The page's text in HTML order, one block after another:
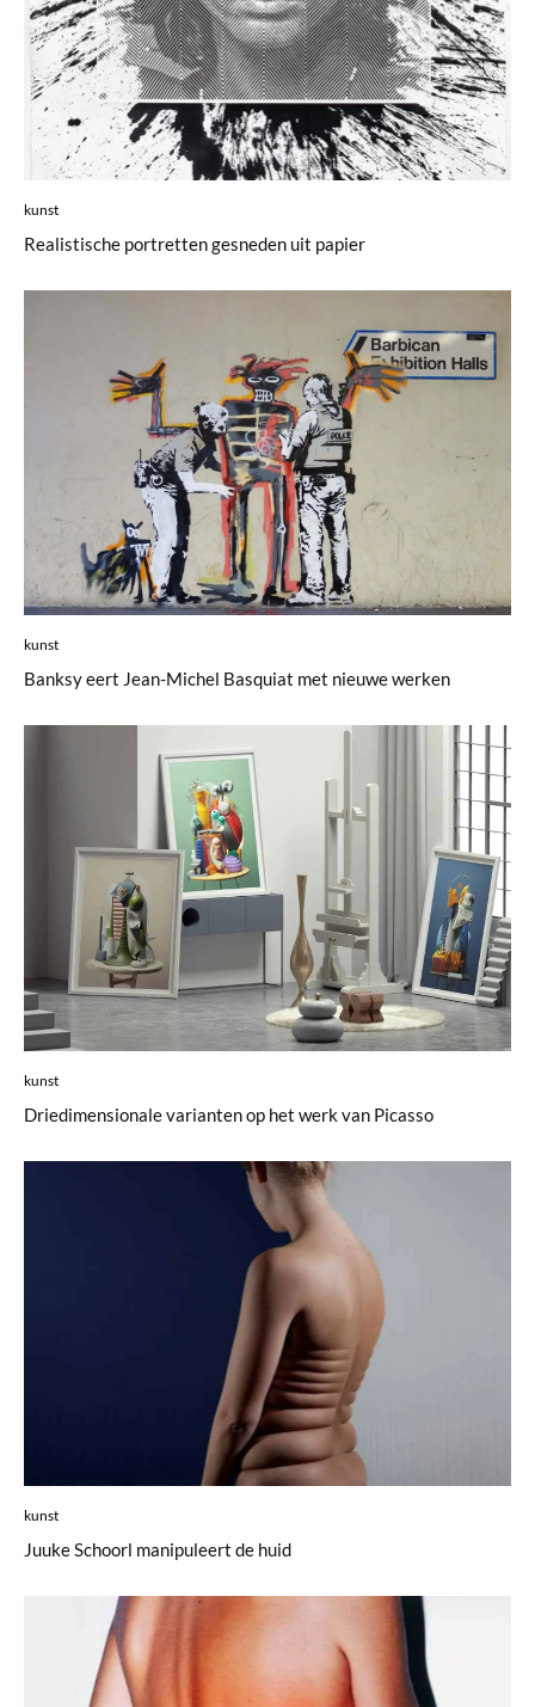
kunst
Realistische portretten gesneden uit papier
kunst
Banksy eert Jean-Michel Basquiat met nieuwe werken
kunst
Driedimensionale varianten op het werk van Picasso
kunst
Juuke Schoorl manipuleert de huid